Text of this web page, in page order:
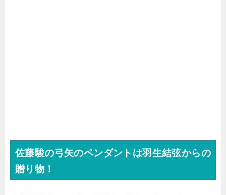
佐藤駿の弓矢のペンダントは羽生結弦からの
贈り物！